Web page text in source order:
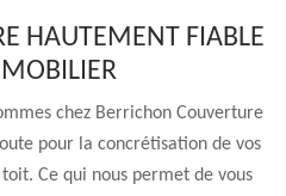
HAUTEMENT FIABLE
chez Berrichon Couverture
pour la concrétisation de vos
Ce qui nous permet de vous